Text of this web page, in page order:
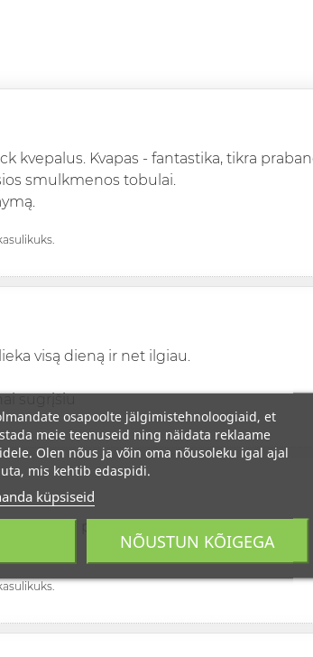
kvepalus. Kvapas - fantastika, tikra
smulkmenos tobulai.
visą dieną ir net ilgiau.
sugrįšiu
Pirko pas jus.
osapoolte jälgimistehnoloogiaid, et
meie teenuseid ning näidata reklaame
Olen nõus ja võin oma nõusoleku igal ajal
mis kehtib edaspidi.
küpsiseid
NÕUSTUN KÕIGEGA